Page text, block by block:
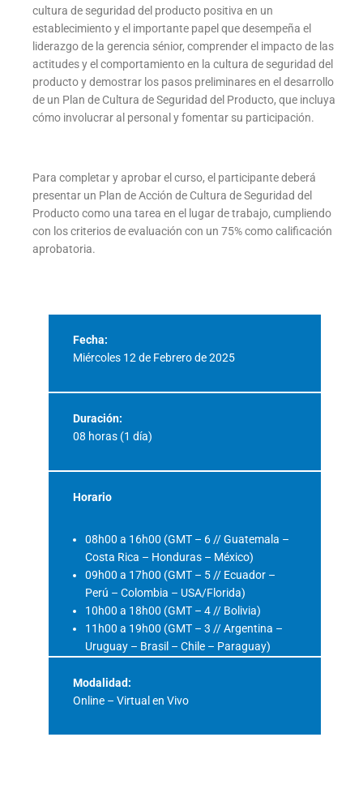
cultura de seguridad del producto positiva en un
establecimiento y el importante papel que desempeña el
liderazgo de la gerencia sénior, comprender el impacto de las
actitudes y el comportamiento en la cultura de seguridad del
producto y demostrar los pasos preliminares en el desarrollo
de un Plan de Cultura de Seguridad del Producto, que incluya
cómo involucrar al personal y fomentar su participación.
Para completar y aprobar el curso, el participante deberá
presentar un Plan de Acción de Cultura de Seguridad del
Producto como una tarea en el lugar de trabajo, cumpliendo
con los criterios de evaluación con un 75% como calificación
aprobatoria.
Fecha:
Miércoles 12 de Febrero de 2025
Duración:
08 horas (1 día)
Horario
08h00 a 16h00 (GMT – 6 // Guatemala –
Costa Rica – Honduras – México)
09h00 a 17h00 (GMT – 5 // Ecuador –
Perú – Colombia – USA/Florida)
10h00 a 18h00 (GMT – 4 // Bolivia)
11h00 a 19h00 (GMT – 3 // Argentina –
Uruguay – Brasil – Chile – Paraguay)
Modalidad:
Online – Virtual en Vivo